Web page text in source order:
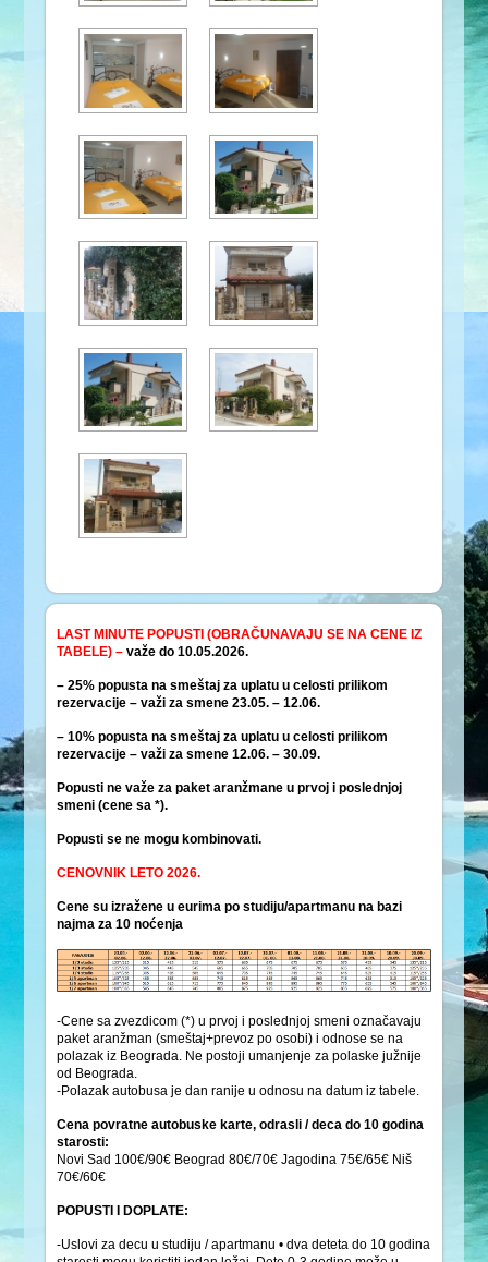
LAST MINUTE POPUSTI (OBRAČUNAVAJU SE NA CENE IZ
TABELE) –važe do 10.05.2026.
– 25% popusta na smeštaj za uplatu u celosti prilikom
rezervacije – važi za smene 23.05. – 12.06.
– 10% popusta na smeštaj za uplatu u celosti prilikom
rezervacije – važi za smene 12.06. – 30.09.
Popusti ne važe za paket aranžmane u prvoj i poslednjoj
smeni (cene sa *).
Popusti se ne mogu kombinovati.
CENOVNIK LETO 2026.
Cene su izražene u eurima po studiju/apartmanu na bazi
najma za 10 noćenja
-Cene sa zvezdicom (*) u prvoj i poslednjoj smeni označavaju
paket aranžman (smeštaj+prevoz po osobi) i odnose se na
polazak iz Beograda. Ne postoji umanjenje za polaske južnije
od Beograda.
-Polazak autobusa je dan ranije u odnosu na datum iz tabele.
Cena povratne autobuske karte, odrasli / deca do 10 godina
starosti:
Novi Sad 100€/90€ Beograd 80€/70€ Jagodina 75€/65€ Niš
70€/60€
POPUSTI I DOPLATE:
-Uslovi za decu u studiju / apartmanu • dva deteta do 10 godina